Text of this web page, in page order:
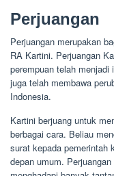
Perjuangan
Perjuangan merupakan
RA Kartini. Perjuangan
perempuan telah
juga telah membawa
Indonesia.
Kartini berjuang untuk
berbagai cara. Beliau
surat kepada pemerintah
depan umum.